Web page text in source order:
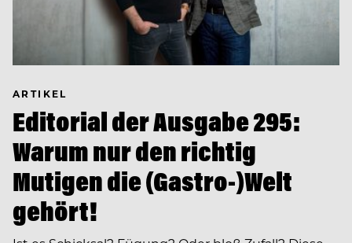
ARTIKEL
Editorial der Ausgabe 295:
Warum nur den richtig
Mutigen die (Gastro-)Welt
gehört!